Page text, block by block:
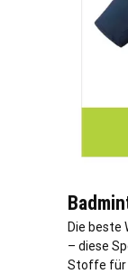
Die beste
– diese
Stoffe für